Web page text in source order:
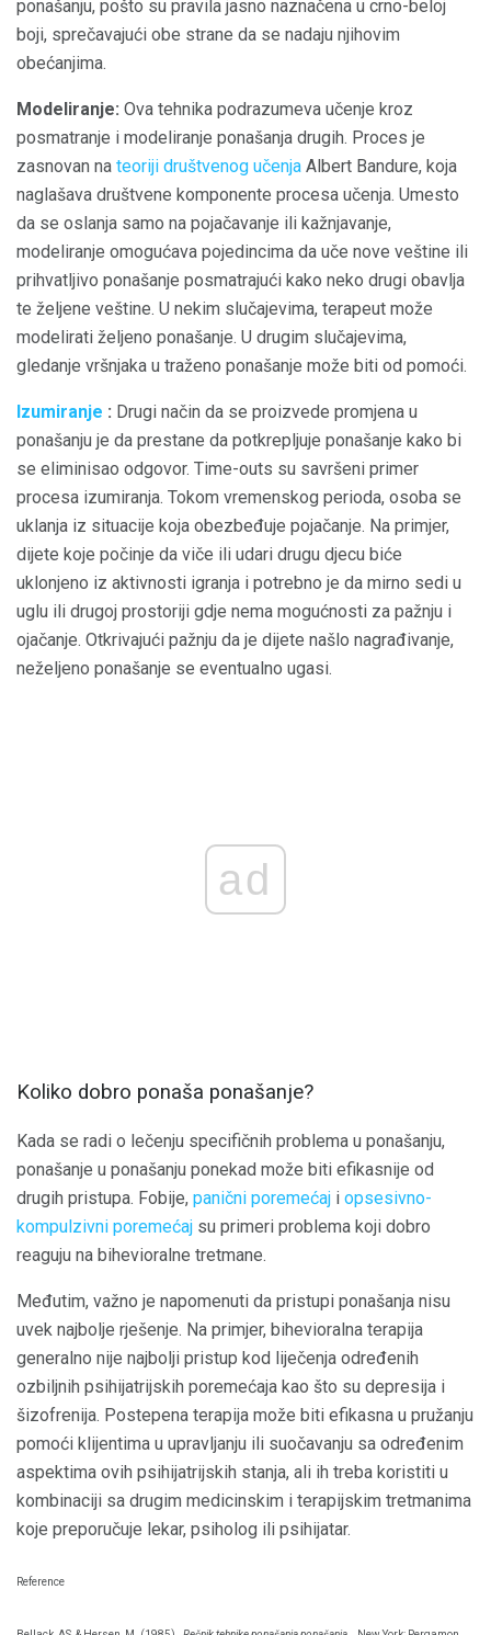
ponašanju, pošto su pravila jasno naznačena u crno-beloj
boji, sprečavajući obe strane da se nadaju njihovim
obećanjima.
Modeliranje: Ova tehnika podrazumeva učenje kroz
posmatranje i modeliranje ponašanja drugih. Proces je
zasnovan na teoriji društvenog učenja Albert Bandure, koja
naglašava društvene komponente procesa učenja. Umesto
da se oslanja samo na pojačavanje ili kažnjavanje,
modeliranje omogućava pojedincima da uče nove veštine ili
prihvatljivo ponašanje posmatrajući kako neko drugi obavlja
te željene veštine. U nekim slučajevima, terapeut može
modelirati željeno ponašanje. U drugim slučajevima,
gledanje vršnjaka u traženo ponašanje može biti od pomoći.
Izumiranje : Drugi način da se proizvede promjena u
ponašanju je da prestane da potkrepljuje ponašanje kako bi
se eliminisao odgovor. Time-outs su savršeni primer
procesa izumiranja. Tokom vremenskog perioda, osoba se
uklanja iz situacije koja obezbeđuje pojačanje. Na primjer,
dijete koje počinje da viče ili udari drugu djecu biće
uklonjeno iz aktivnosti igranja i potrebno je da mirno sedi u
uglu ili drugoj prostoriji gdje nema mogućnosti za pažnju i
ojačanje. Otkrivajući pažnju da je dijete našlo nagrađivanje,
neželjeno ponašanje se eventualno ugasi.
ad
Koliko dobro ponaša ponašanje?
Kada se radi o lečenju specifičnih problema u ponašanju,
ponašanje u ponašanju ponekad može biti efikasnije od
drugih pristupa. Fobije, panični poremećaj i opsesivno-
kompulzivni poremećaj su primeri problema koji dobro
reaguju na bihevioralne tretmane.
Međutim, važno je napomenuti da pristupi ponašanja nisu
uvek najbolje rješenje. Na primjer, bihevioralna terapija
generalno nije najbolji pristup kod liječenja određenih
ozbiljnih psihijatrijskih poremećaja kao što su depresija i
šizofrenija. Postepena terapija može biti efikasna u pružanju
pomoći klijentima u upravljanju ili suočavanju sa određenim
aspektima ovih psihijatrijskih stanja, ali ih treba koristiti u
kombinaciji sa drugim medicinskim i terapijskim tretmanima
koje preporučuje lekar, psiholog ili psihijatar.
Reference